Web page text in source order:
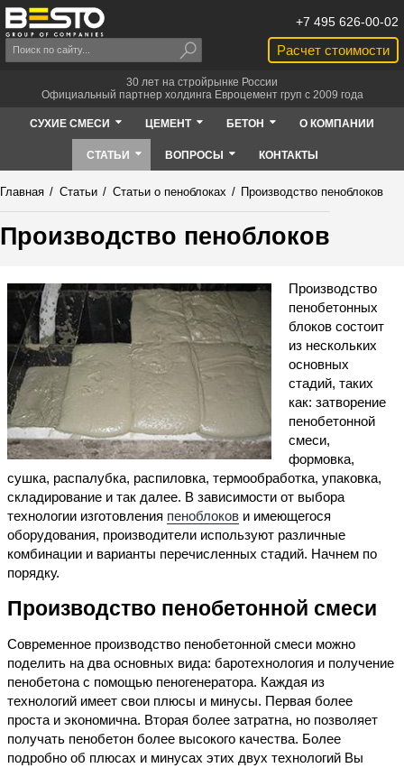
Расчет стоимости
+7 495 626-00-02
30 лет на стройрынке России
Официальный партнер холдинга Евроцемент груп с 2009 года
СУХИЕ СМЕСИ ЦЕМЕНТ БЕТОН О КОМПАНИИ
СТАТЬИ ВОПРОСЫ КОНТАКТЫ
Главная / Статьи / Статьи о пеноблоках / Производство пеноблоков
Производство пеноблоков
Производство
пенобетонных
блоков состоит
из нескольких
основных
стадий, таких
как: затворение
пенобетонной
смеси,
формовка,
сушка, распалубка, распиловка, термообработка, упаковка,
складирование и так далее. В зависимости от выбора
технологии изготовления пеноблоков и имеющегося
оборудования, производители используют различные
комбинации и варианты перечисленных стадий. Начнем по
порядку.
Производство пенобетонной смеси
Современное производство пенобетонной смеси можно
поделить на два основных вида: баротехнология и получение
пенобетона с помощью пеногенератора. Каждая из
технологий имеет свои плюсы и минусы. Первая более
проста и экономична. Вторая более затратна, но позволяет
получать пенобетон более высокого качества. Более
подробно об плюсах и минусах этих двух технологий Вы